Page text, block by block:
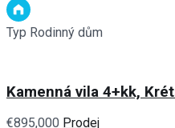
Typ Rodinný dům
Kamenná vila 4+kk,
€895,000 Prodej